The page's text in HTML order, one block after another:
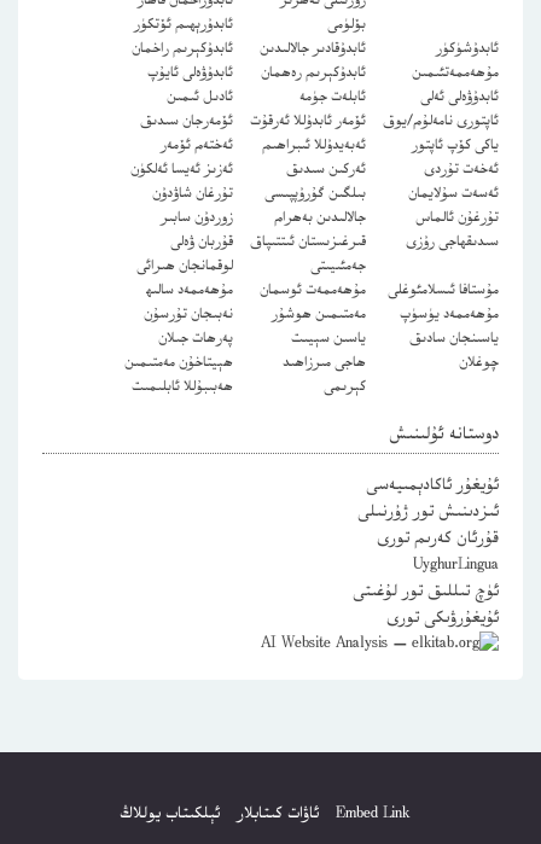
بۆلۈمى
ئابدۇرېھىم ئۆتكۈر
ئابدۇشۈكۈر
مۇھەممەتئىمىن
ئابدۇقادىر جالالىدىن
ئابدۇكېرىم راخمان
ئابدۇكېرىم رەھمان
ئابدۇۋەلى ئايۇپ
ئابدۇۋەلى ئەلى
ئابلەت جۈمە
ئادىل ئىمىن
ئاپتورى نامەلۇم/يوق
ياكى كۆپ ئاپتور
ئۆمەر ئابدۇللا ئەرقۇت
ئۆمەرجان سىدىق
ئەبەيدۇللا ئىبراھىم
ئەختەم ئۆمەر
ئەخەت تۇردى
ئەركىن سىدىق
ئەزىز ئەيسا ئەلكۈن
ئەسەت سۇلايمان
بىلگىن گۇرۇپپىسى
تۇرغان شاۋدۇن
تۇرغۇن ئالماس
جالالىدىن بەھرام
زوردۇن سابىر
سىدىقھاجى رۇزى
قىرغىزىستان ئىتتىپاق
جەمئىيىتى
قۇربان ۋەلى
لوقمانجان ھىرائى
مۇستافا ئىسلامئوغلى
مۇھەممەت ئوسمان
مۇھەممەد سالىھ
مۇھەممەد يۈسۈپ
مەمتىمىن ھوشۇر
نەبىجان تۇرسۇن
ياسىنجان سادىق
چوغلان
ياسىن سېيىت
پەرھات جىلان
ھاجى مىرزاھىد
كېرىمى
ھېيتاخۇن مەمتىمىن
ھەبىبۇللا ئابلىمىت
دوستانە ئۇلىنىش
ئۇيغۇر ئاكادېمىيەسى
ئىزدىنىش تور ژۇرنىلى
قۇرئان كەرىم تورى
UyghurLingua
ئۈچ تىللىق تور لۇغىتى
ئۇيغۇرۋىكى تورى
Embed Link ئاۋات كىتابلار
ئېلكىتاب يوللاڭ